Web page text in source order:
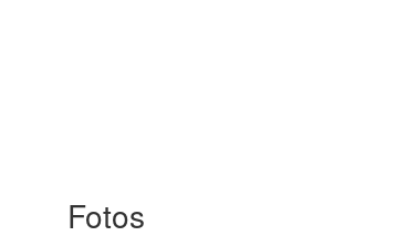
Fotos